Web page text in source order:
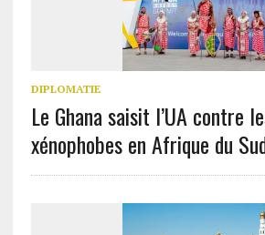
DIPLOMATIE
Le Ghana saisit l’UA contre
xénophobes en Afrique du